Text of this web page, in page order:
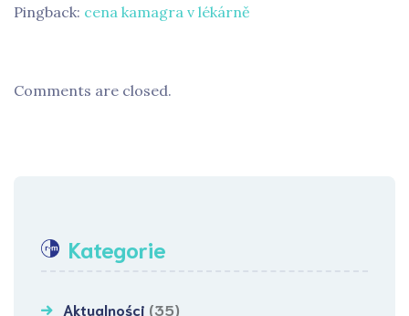
Pingback: cena kamagra v lékárně
Comments are closed.
Kategorie
Aktualności (35)